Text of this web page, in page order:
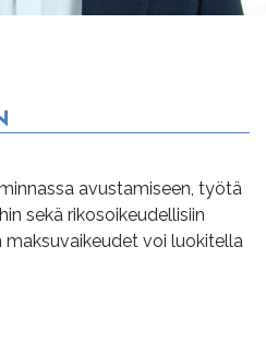
avustamiseen, työtä
sekä rikosoikeudellisiin
maksuvaikeudet voi luokitella